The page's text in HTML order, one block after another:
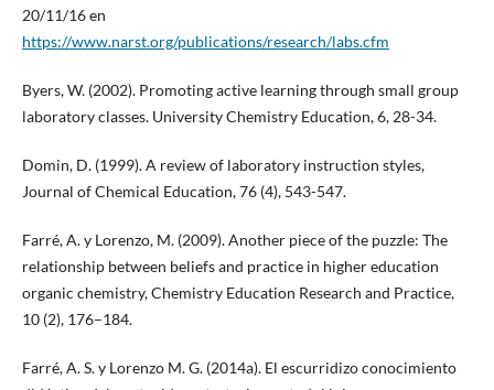
20/11/16 en
https://www.narst.org/publications/research/labs.cfm
Byers, W. (2002). Promoting active learning through small group
laboratory classes. University Chemistry Education, 6, 28-34.
Domin, D. (1999). A review of laboratory instruction styles,
Journal of Chemical Education, 76 (4), 543-547.
Farré, A. y Lorenzo, M. (2009). Another piece of the puzzle: The
relationship between beliefs and practice in higher education
organic chemistry, Chemistry Education Research and Practice,
10 (2), 176–184.
Farré, A. S. y Lorenzo M. G. (2014a). El escurridizo conocimiento